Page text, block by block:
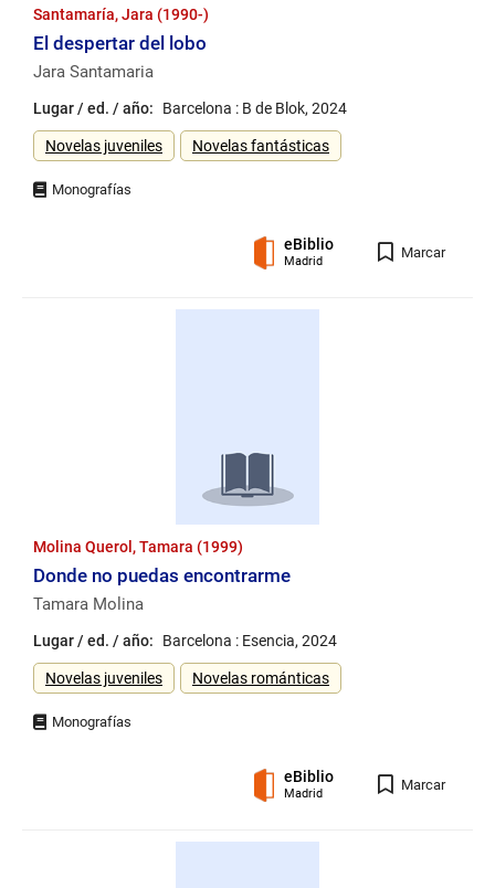
Santamaría, Jara (1990-)
El despertar del lobo
Jara Santamaria
Lugar / ed. / año:
Barcelona : B de Blok, 2024
Género
Novelas juveniles Novelas fantásticas
eBiblio
Madrid
Marcar
Molina Querol, Tamara (1999)
Donde no puedas encontrarme
Tamara Molina
Lugar / ed. / año:
Barcelona : Esencia, 2024
Género
Novelas juveniles Novelas románticas
eBiblio
Madrid
Marcar